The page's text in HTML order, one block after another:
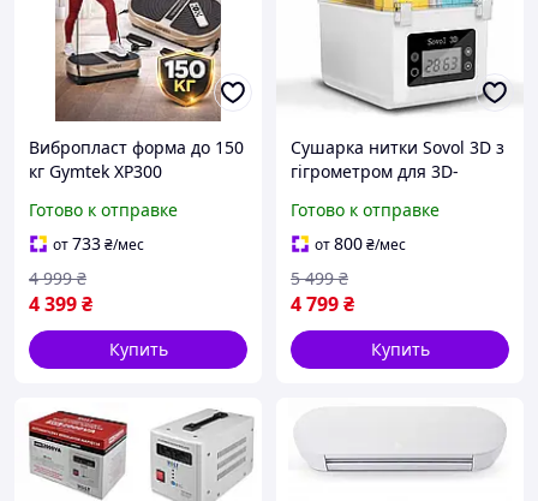
Вибропласт форма до 150
кг Gymtek XP300
платформа с
эспандерами для рук
Готово к отправке
от733₴/мес
4 399₴
4 999 ₴
Купить
Сушарка нитки Sovol 3D з
гігрометром для 3D-
Готово к отправке
от800₴/мес
4 799₴
5 499 ₴
Купить